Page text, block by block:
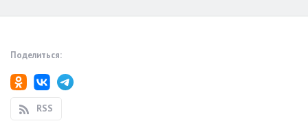
Поделиться:
RSS